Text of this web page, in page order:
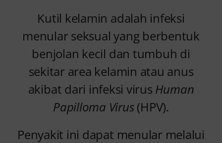
Kutil kelamin adalah infeksi
menular seksual yang berbentuk
benjolan kecil dan tumbuh di
sekitar area kelamin atau anus
akibat dari infeksi virus Human
Papilloma Virus(HPV).
Penyakit ini dapat menular melalui